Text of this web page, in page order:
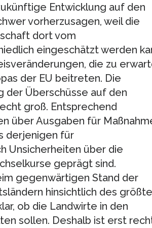
Entwicklung auf den
vorherzusagen, weil die
dort vom
eingeschätzt werden
die zu
der EU beitreten. Die
der Überschüsse auf den
groß. Entsprechend
über Ausgaben für
derjenigen für
Unsicherheiten über die
geprägt sind.
gegenwärtigen Stand der
hinsichtlich des
ob die Landwirte in den
sollen. Deshalb ist erst